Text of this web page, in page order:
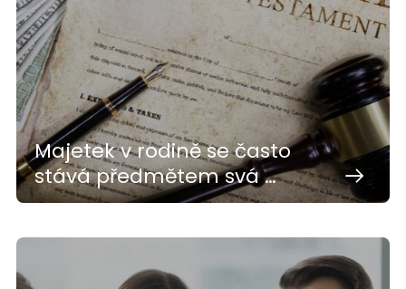
Majetek v rodině se často
stává předmětem svá …